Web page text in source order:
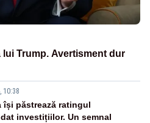
Trump. Avertisment dur
10:38
își păstrează ratingul
investițiilor. Un semnal